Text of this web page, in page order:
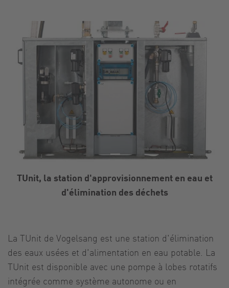
La TUnit de Vogelsang est une station d'élimination
des eaux usées et d'alimentation en eau potable. La
TUnit est disponible avec une pompe à lobes rotatifs
intégrée comme système autonome ou en
TUnit, la station d'approvisionnement en eau et
d'élimination des déchets